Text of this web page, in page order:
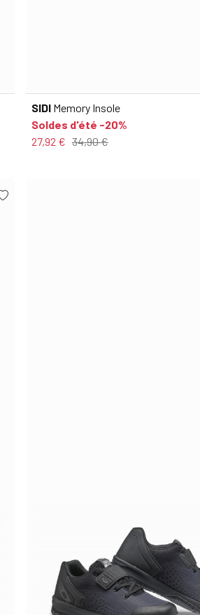
SIDIMemory Insole
Soldes d'été -20%
27,92 € 34,90 €